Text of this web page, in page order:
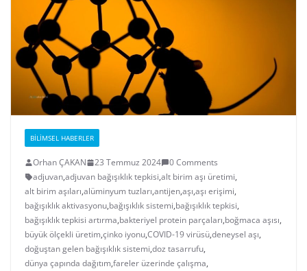
BILIMSEL HABERLER
Orhan ÇAKAN 23 Temmuz 2024
0 Comments
adjuvan,adjuvan bağışıklık tepkisi,alt birim aşı üretimi,
alt birim aşıları,alüminyum tuzları,antijen,aşı,aşı erişimi,
bağışıklık aktivasyonu,bağışıklık sistemi,bağışıklık tepkisi,
bağışıklık tepkisi artırma,bakteriyel protein parçaları,boğmaca aşısı,
büyük ölçekli üretim,çinko iyonu,COVID-19 virüsü,deneysel aşı,
doğuştan gelen bağışıklık sistemi,doz tasarrufu,
dünya çapında dağıtım,fareler üzerinde çalışma,